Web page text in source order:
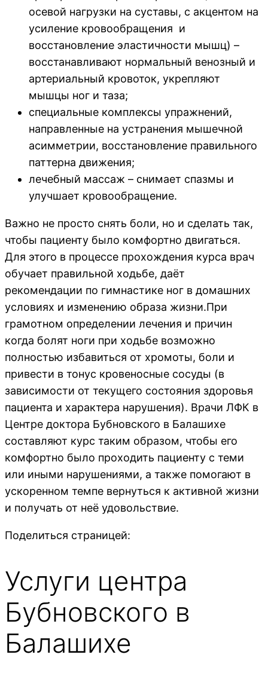
осевой нагрузки на суставы, с акцентом на
усиление кровообращения и
восстановление эластичности мышц) –
восстанавливают нормальный венозный и
артериальный кровоток, укрепляют
мышцы ног и таза;
специальные комплексы упражнений,
направленные на устранения мышечной
асимметрии, восстановление правильного
паттерна движения;
лечебный массаж – снимает спазмы и
улучшает кровообращение.
Важно не просто снять боли, но и сделать так,
чтобы пациенту было комфортно двигаться.
Для этого в процессе прохождения курса врач
обучает правильной ходьбе, даёт
рекомендации по гимнастике ног в домашних
условиях и изменению образа жизни.При
грамотном определении лечения и причин
когда болят ноги при ходьбе возможно
полностью избавиться от хромоты, боли и
привести в тонус кровеносные сосуды (в
зависимости от текущего состояния здоровья
пациента и характера нарушения). Врачи ЛФК в
Центре доктора Бубновского в Балашихе
составляют курс таким образом, чтобы его
комфортно было проходить пациенту с теми
или иными нарушениями, а также помогают в
ускоренном темпе вернуться к активной жизни
и получать от неё удовольствие.
Поделиться страницей:
Услуги центра
Бубновского в
Балашихе